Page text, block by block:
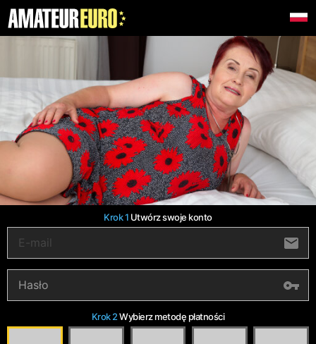
Krok 1 Utwórz swoje konto
Krok 2Wybierz metodę płatności